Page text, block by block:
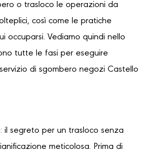
o trasloco le operazioni da
così come le pratiche
occuparsi. Vediamo quindi nello
tutte le fasi per eseguire
di sgombero negozi Castello
: il segreto per un trasloco senza
meticolosa. Prima di